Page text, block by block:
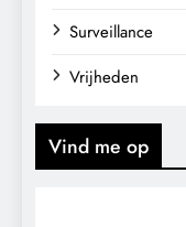
Surveillance
Vrijheden
Vind me op